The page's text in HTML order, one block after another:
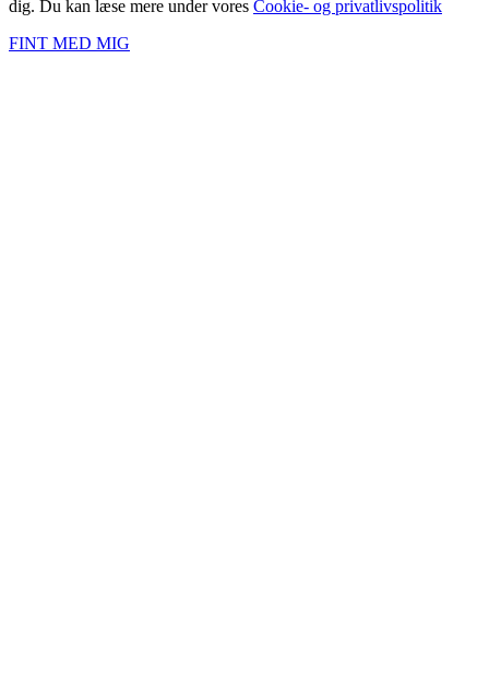
dig. Du kan læse mere under vores Cookie- og privatlivspolitik
FINT MED MIG